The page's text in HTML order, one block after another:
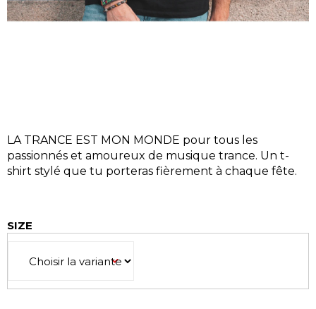
LA TRANCE EST MON MONDE pour tous les
passionnés et amoureux de musique trance. Un t-
shirt stylé que tu porteras fièrement à chaque fête.
SIZE
U
S
RECHERCHE
u
e